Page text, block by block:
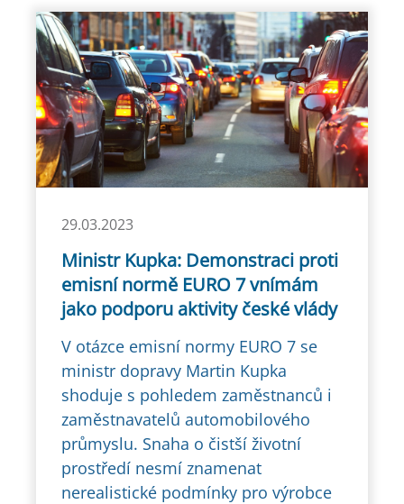
29.03.2023
Ministr Kupka: Demonstraci proti
emisní normě EURO 7 vnímám
jako podporu aktivity české vlády
V otázce emisní normy EURO 7 se
ministr dopravy Martin Kupka
shoduje s pohledem zaměstnanců i
zaměstnavatelů automobilového
průmyslu. Snaha o čistší životní
prostředí nesmí znamenat
nerealistické podmínky pro výrobce